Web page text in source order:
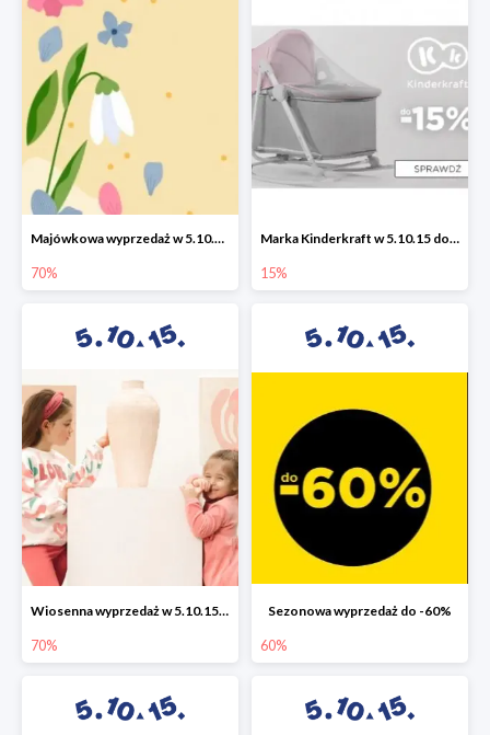
Majówkowa wyprzedaż w 5.10.15 do -70%
70%
Marka Kinderkraft w 5.10.15 do -15%
15%
Wiosenna wyprzedaż w 5.10.15 do -70%
70%
Sezonowa wyprzedaż do -60%
60%